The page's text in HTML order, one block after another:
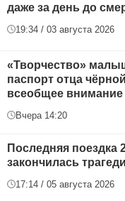
даже за день до
19:34 / 03 августа 2026
«Творчество»
паспорт отца
всеобщее внимание
Вчера 14:20
Последняя поездка
закончилась
17:14 / 05 августа 2026